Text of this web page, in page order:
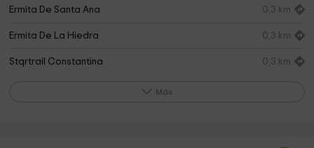
Ermita De Santa Ana 0,3 km
Ermita De La Hiedra 0,3 km
Stqrtrail Constantina 0,3 km
Iglesia Parroquial de Santa María de la Encarnación
Más